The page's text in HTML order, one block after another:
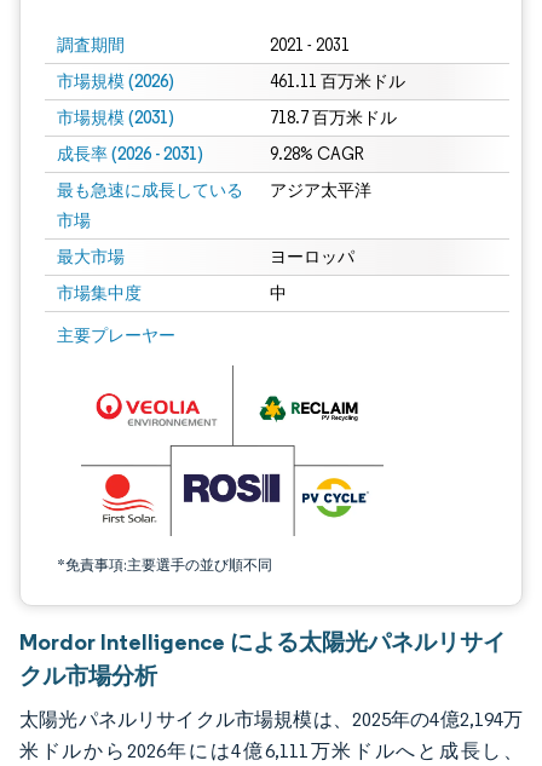
調査期間 2021 - 2031
市場規模 (2026) 461.11 百万米ドル
市場規模 (2031) 718.7 百万米ドル
成長率 (2026 - 2031) 9.28% CAGR
最も急速に成長している
市場
アジア太平洋
最大市場 ヨーロッパ
市場集中度 中
主要プレーヤー
*免責事項:主要選手の並び順不同
画像 © Mordor Intelligence。再利用にはCC BY 4.0の表示が必要です。
Mordor Intelligence による太陽光パネルリサイ
クル市場分析
太陽光パネルリサイクル市場規模は、2025年の4億2,194万
米ドルから2026年には4億6,111万米ドルへと成長し、